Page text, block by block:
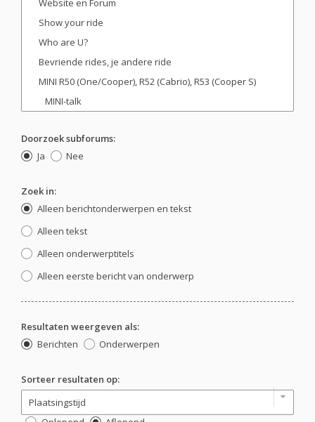
Doorzoek subforums:
Ja
Nee
Zoek in:
Alleen berichtonderwerpen en tekst
Alleen tekst
Alleen onderwerptitels
Alleen eerste bericht van onderwerp
Resultaten weergeven als:
Berichten
Onderwerpen
Sorteer resultaten op: